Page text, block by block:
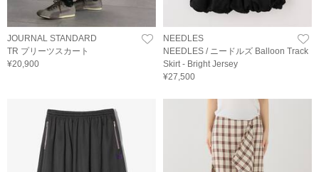
JOURNAL STANDARD
TR プリーツスカート
¥20,900
NEEDLES
NEEDLES / ニードルズ Balloon Track
Skirt - Bright Jersey
¥27,500